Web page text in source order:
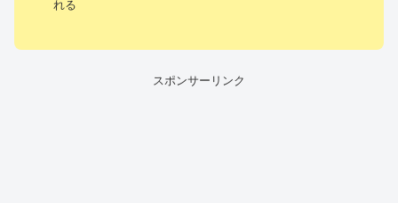
れる
スポンサーリンク